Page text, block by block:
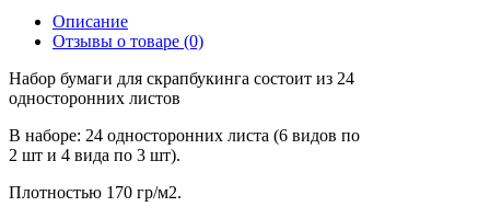
Описание
Отзывы о товаре (0)
Набор бумаги для скрапбукинга состоит из 24
односторонних листов
В наборе: 24 односторонних листа (6 видов по
2 шт и 4 вида по 3 шт).
Плотностью 170 гр/м2.